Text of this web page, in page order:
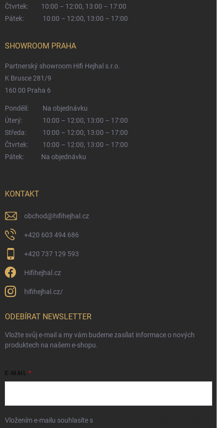
Čtvrtek:
10:00 – 12:00, 13:00 – 17:00
Pátek:
10:00 – 12:00, 13:00 – 17:00
SHOWROOM PRAHA
Partnerský showroom Hifi Hejhal s.r.o.
K Brusce 281/9
160 00 Praha 6
Pondělí:
Na objednávku
Úterý:
10:00 – 12:00, 13:00 – 17:00
Středa:
10:00 – 12:00, 13:00 – 17:00
Čtvrtek:
10:00 – 12:00, 13:00 – 17:00
Pátek:
Na objednávku
KONTAKT
obchod@hifihejhal.cz
+420 603 494 686
+420 737 129 593
Hifihejhal.cz
hifihejhal.cz/
ODEBÍRAT NEWSLETTER
Vložte svůj e-mail a my vám budeme zasílat informace o nových
produktech na našem e-shopu.
E-MAIL
Vložením e-mailu souhlasíte s